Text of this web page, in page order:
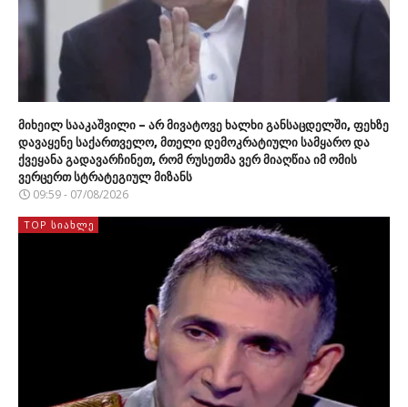
მიხეილ სააკაშვილი – არ მივატოვე ხალხი განსაცდელში, ფეხზე
დავაყენე საქართველო, მთელი დემოკრატიული სამყარო და
ქვეყანა გადავარჩინეთ, რომ რუსეთმა ვერ მიაღწია იმ ომის
ვერცერთ სტრატეგიულ მიზანს
09:59 - 07/08/2026
TOP ᲡᲘᲐᲮᲚᲔ